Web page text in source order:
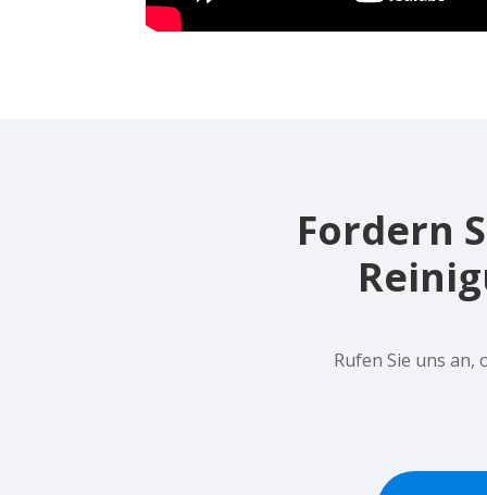
Fordern
Rufen Sie uns an,